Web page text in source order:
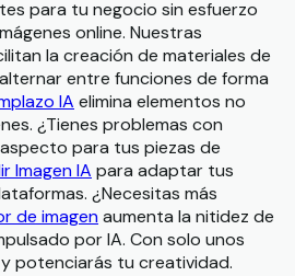
para tu negocio sin esfuerzo
online. Nuestras
la creación de materiales de
entre funciones de forma
IA elimina elementos no
¿Tienes problemas con
para tus piezas de
Imagen IA para adaptar tus
¿Necesitas más
de imagenaumenta la nitidez de
por IA. Con solo unos
potenciarás tu creatividad.